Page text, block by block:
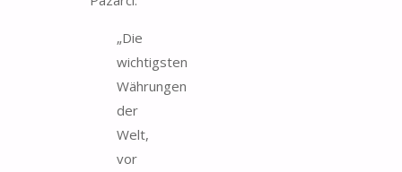
„Die
wichtigsten
Währungen
der
Welt,
vor